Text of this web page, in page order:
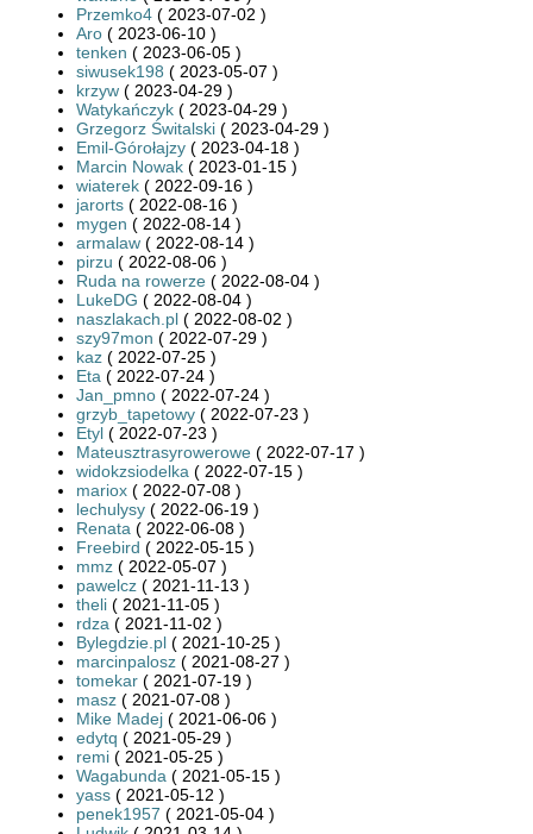
Przemko4 ( 2023-07-02 )
Aro ( 2023-06-10 )
tenken ( 2023-06-05 )
siwusek198 ( 2023-05-07 )
krzyw ( 2023-04-29 )
Watykańczyk ( 2023-04-29 )
Grzegorz Świtalski ( 2023-04-29 )
Emil-Górołajzy ( 2023-04-18 )
Marcin Nowak ( 2023-01-15 )
wiaterek ( 2022-09-16 )
jarorts ( 2022-08-16 )
mygen ( 2022-08-14 )
armalaw ( 2022-08-14 )
pirzu ( 2022-08-06 )
Ruda na rowerze ( 2022-08-04 )
LukeDG ( 2022-08-04 )
naszlakach.pl ( 2022-08-02 )
szy97mon ( 2022-07-29 )
kaz ( 2022-07-25 )
Eta ( 2022-07-24 )
Jan_pmno ( 2022-07-24 )
grzyb_tapetowy ( 2022-07-23 )
Etyl ( 2022-07-23 )
Mateusztrasyrowerowe ( 2022-07-17 )
widokzsiodelka ( 2022-07-15 )
mariox ( 2022-07-08 )
lechulysy ( 2022-06-19 )
Renata ( 2022-06-08 )
Freebird ( 2022-05-15 )
mmz ( 2022-05-07 )
pawelcz ( 2021-11-13 )
theli ( 2021-11-05 )
rdza ( 2021-11-02 )
Bylegdzie.pl ( 2021-10-25 )
marcinpalosz ( 2021-08-27 )
tomekar ( 2021-07-19 )
masz ( 2021-07-08 )
Mike Madej ( 2021-06-06 )
edytq ( 2021-05-29 )
remi ( 2021-05-25 )
Wagabunda ( 2021-05-15 )
yass ( 2021-05-12 )
penek1957 ( 2021-05-04 )